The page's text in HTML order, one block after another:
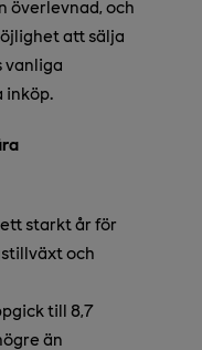
överlevnad, och
att sälja
vanliga
starkt år för
och
till 8,7
än